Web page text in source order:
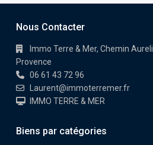
Nous Contacter
Immo Terre & Mer, Chemin
Provence
06 61 43 72 96
Laurent@immoterremer.fr
IMMO TERRE & MER
Biens par catégories